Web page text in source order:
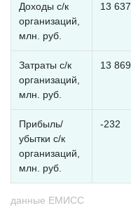
Доходы с/к
организаций,
млн. руб.
13 637
Затраты с/к
организаций,
млн. руб.
13 869
Прибыль/
убытки с/к
организаций,
млн. руб.
-232
данные ЕМИСС